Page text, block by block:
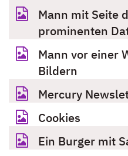
Mann mit Seite
prominenten
Mann vor einer
Bildern
Mercury
Cookies
Ein Burger mit